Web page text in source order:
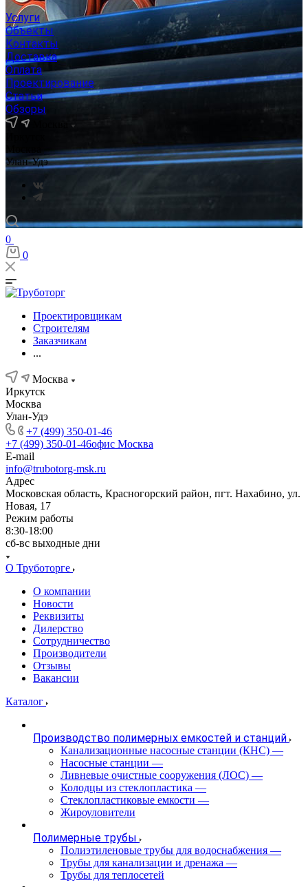
Услуги
Объекты
Контакты
Доставка
Оплата
Проектирование
Статьи
Обзоры
Улан-Удэ
0
0
Проектировщикам
Строителям
Заказчикам
...
Москва
Иркутск
Москва
Улан-Удэ
+7 (499) 350-01-46
+7 (499) 350-01-46офис Москва
E-mail
info@trubotorg-msk.ru
Адрес
Московская область, Красногорский район, пгт. Нахабино, ул.
Новая, 17
Режим работы
8:30-18:00
сб-вс выходные дни
О Труботорге
О компании
Новости
Реквизиты
Дилерство
Сотрудничество
Производители
Отзывы
Вакансии
Каталог
Производство полимерных емкостей и станций
Канализационные насосные станции (КНС) —
Насосные станции —
Ливневые очистные сооружения (ЛОС) —
Колодцы из стеклопластика —
Стеклопластиковые емкости —
Жироуловители
Полимерные трубы
Полиэтиленовые трубы для водоснабжения —
Трубы для канализации и дренажа —
Трубы для теплосетей